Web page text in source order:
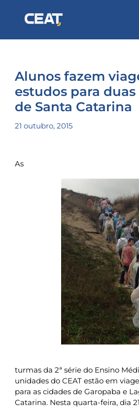
Alunos fazem
estudos para
de Santa Catarina
21 outubro, 2015
As
turmas da 2ª série do Ensino
unidades do CEAT estão em
para as cidades de Garopaba e
Catarina. Nesta quarta-feira, dia